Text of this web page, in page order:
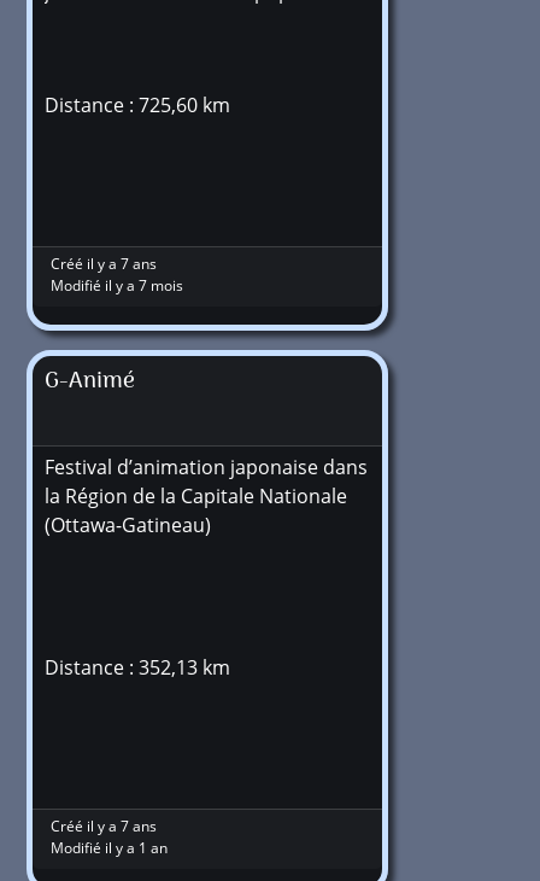
Distance : 725,60 km
Créé il y a 7 ans
Modifié il y a 7 mois
G-Animé
Festival d’animation japonaise dans
la Région de la Capitale Nationale
(Ottawa-Gatineau)
Distance : 352,13 km
Créé il y a 7 ans
Modifié il y a 1 an